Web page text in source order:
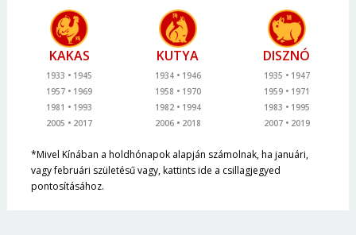
KAKAS
1933
1945
1957
1969
1981
1993
2005
2017
KUTYA
1934
1946
1958
1970
1982
1994
2006
2018
DISZNÓ
1935
1947
1959
1971
1983
1995
2007
2019
*Mivel Kínában a holdhónapok alapján számolnak, ha januári,
vagy februári születésű vagy, kattints ide a csillagjegyed
pontosításához.